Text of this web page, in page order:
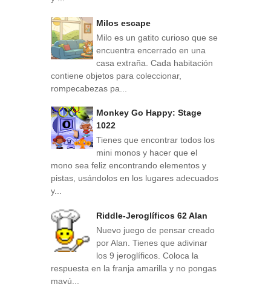
Milos escape
Milo es un gatito curioso que se
encuentra encerrado en una
casa extraña. Cada habitación
contiene objetos para coleccionar,
rompecabezas pa...
Monkey Go Happy: Stage
1022
Tienes que encontrar todos los
mini monos y hacer que el
mono sea feliz encontrando elementos y
pistas, usándolos en los lugares adecuados
y...
Riddle-Jeroglíficos 62 Alan
Nuevo juego de pensar creado
por Alan. Tienes que adivinar
los 9 jeroglíficos. Coloca la
respuesta en la franja amarilla y no pongas
mayú...